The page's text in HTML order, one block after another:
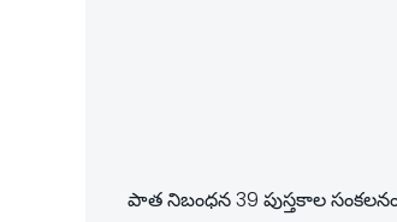
పాత నిబంధన 39 పుస్తకాల